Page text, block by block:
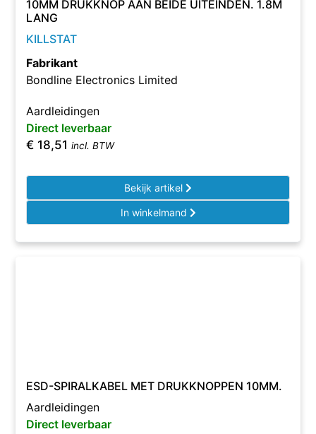
10MM DRUKKNOP AAN BEIDE UITEINDEN. 1.8M
LANG
KILLSTAT
Fabrikant
Bondline Electronics Limited
Aardleidingen
Direct leverbaar
€ 18,51 incl. BTW
Bekijk artikel
In winkelmand
ESD-SPIRALKABEL MET DRUKKNOPPEN 10MM.
Aardleidingen
Direct leverbaar